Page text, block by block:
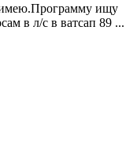
ищу
в л/с в ватсап 89 ...